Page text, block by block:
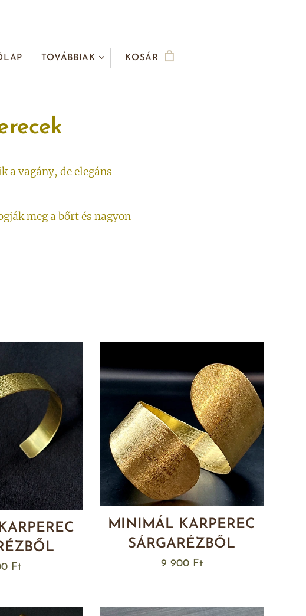
TOVÁBBIAK KOSÁR
a vagány, de elegáns
meg a bőrt és nagyon
Ft
MINIMÁL KARPEREC
SÁRGARÉZBŐL
9 900Ft